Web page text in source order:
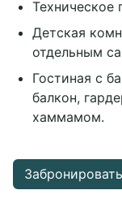
Техническое
Детская
отдельным
Гостиная с
балкон,
хаммамом.
Забронировать